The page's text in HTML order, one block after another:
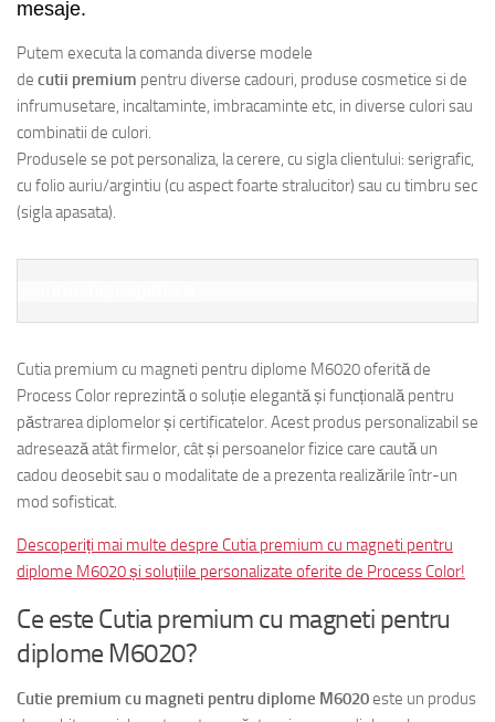
mesaje.
Putem executa la comanda diverse modele
de cutii premium pentru diverse cadouri, produse cosmetice si de
infrumusetare, incaltaminte, imbracaminte etc, in diverse culori sau
combinatii de culori.
Produsele se pot personaliza, la cerere, cu sigla clientului: serigrafic,
cu folio auriu/argintiu (cu aspect foarte stralucitor) sau cu timbru sec
(sigla apasata).
Cutia premium cu magneti pentru diplome M6020 oferită de
Process Color reprezintă o soluție elegantă și funcțională pentru
păstrarea diplomelor și certificatelor. Acest produs personalizabil se
adresează atât firmelor, cât și persoanelor fizice care caută un
cadou deosebit sau o modalitate de a prezenta realizările într-un
mod sofisticat.
Descoperiți mai multe despre Cutia premium cu magneti pentru
diplome M6020 și soluțiile personalizate oferite de Process Color!
Ce este Cutia premium cu magneti pentru
diplome M6020?
Cutie premium cu magneti pentru diplome M6020este un produs